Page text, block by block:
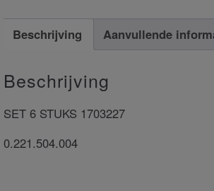
Beschrijving Aanvullende
Beschrijving
SET 6 STUKS 1703227
0.221.504.004